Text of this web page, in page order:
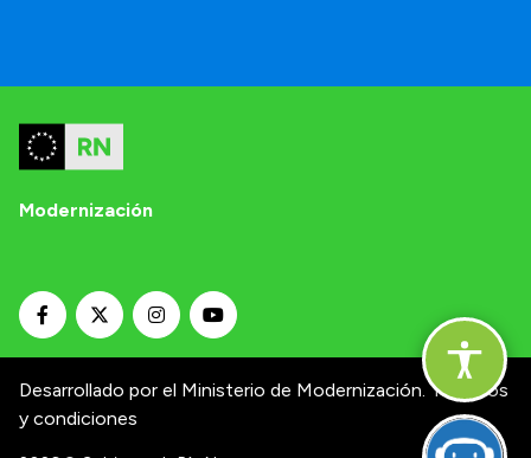
Modernización
Desarrollado por el Ministerio de Modernización. Términos
y condiciones